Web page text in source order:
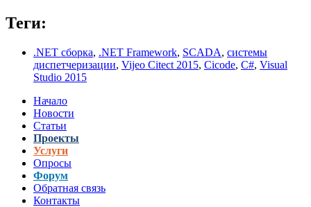
Теги:
.NET сборка, .NET Framework, SCADA, системы
диспетчеризации, Vijeo Citect 2015, Cicode, C#, Visual
Studio 2015
Начало
Новости
Статьи
Проекты
Услуги
Опросы
Форум
Обратная связь
Контакты